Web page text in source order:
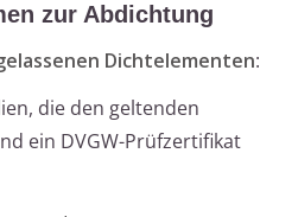
zur Abdichtung
Dichtelementen:
die den geltenden
ein DVGW-Prüfzertifikat